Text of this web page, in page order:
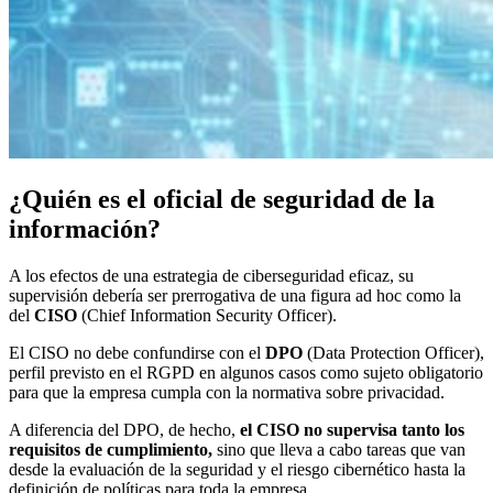
¿Quién es el oficial de seguridad de la
información?
A los efectos de una estrategia de ciberseguridad eficaz, su
supervisión debería ser prerrogativa de una figura ad hoc como la
del CISO (Chief Information Security Officer).
El CISO no debe confundirse con el DPO (Data Protection Officer),
perfil previsto en el RGPD en algunos casos como sujeto obligatorio
para que la empresa cumpla con la normativa sobre privacidad.
A diferencia del DPO, de hecho, el CISO no supervisa tanto los
requisitos de cumplimiento, sino que lleva a cabo tareas que van
desde la evaluación de la seguridad y el riesgo cibernético hasta la
definición de políticas para toda la empresa.